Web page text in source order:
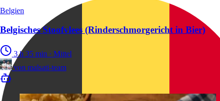
Belgien
Belgisches Stoofvlees (Rinderschmorgericht in Bier)
3 h 35 min · Mittel
von malsati-team